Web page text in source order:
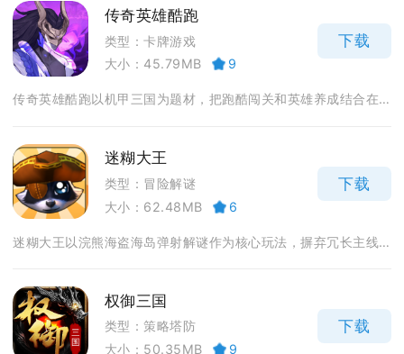
传奇英雄酷跑
类型：卡牌游戏
大小：45.79MB
9
下载
传奇英雄酷跑以机甲三国为题材，把跑酷闯关和英雄养成结合在...
迷糊大王
类型：冒险解谜
大小：62.48MB
6
下载
迷糊大王以浣熊海盗海岛弹射解谜作为核心玩法，摒弃冗长主线...
权御三国
类型：策略塔防
大小：50.35MB
9
下载